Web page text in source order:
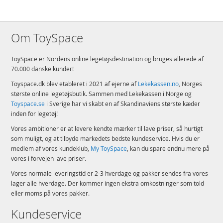
Alder: fra 18 år
Produktdetaljer
EAN 5702017567570
Mærke LEGO
Aktuelt Mest solgte
Om ToySpace
ToySpace er Nordens online legetøjsdestination og bruges allerede af
70.000 danske kunder!
Toyspace.dk blev etableret i 2021 af ejerne afLekekassen.no, Norges
største online legetøjsbutik. Sammen med Lekekassen i Norge og
Toyspace.se i Sverige har vi skabt en af Skandinaviens største kæder
inden for legetøj!
Vores ambitioner er at levere kendte mærker til lave priser, så hurtigt
som muligt, og at tilbyde markedets bedste kundeservice. Hvis du er
medlem af vores kundeklub, My ToySpace, kan du spare endnu mere på
vores i forvejen lave priser.
Vores normale leveringstid er 2-3 hverdage og pakker sendes fra vores
lager alle hverdage. Der kommer ingen ekstra omkostninger som told
eller moms på vores pakker.
Kundeservice